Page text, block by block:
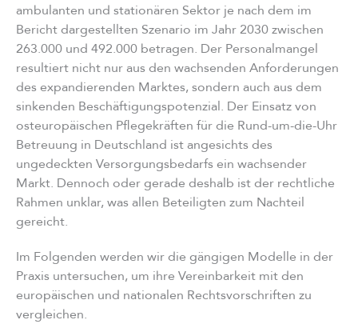
ambulanten und stationären Sektor je nach dem im
Bericht dargestellten Szenario im Jahr 2030 zwischen
263.000 und 492.000 betragen. Der Personalmangel
resultiert nicht nur aus den wachsenden Anforderungen
des expandierenden Marktes, sondern auch aus dem
sinkenden Beschäftigungspotenzial. Der Einsatz von
osteuropäischen Pflegekräften für die Rund-um-die-Uhr
Betreuung in Deutschland ist angesichts des
ungedeckten Versorgungsbedarfs ein wachsender
Markt. Dennoch oder gerade deshalb ist der rechtliche
Rahmen unklar, was allen Beteiligten zum Nachteil
gereicht.
Im Folgenden werden wir die gängigen Modelle in der
Praxis untersuchen, um ihre Vereinbarkeit mit den
europäischen und nationalen Rechtsvorschriften zu
vergleichen.